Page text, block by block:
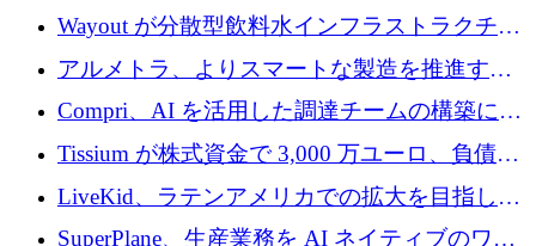
達成
Wayout が分散型飲料水インフラストラクチャ
プラットフォームを拡張するために 242 万ユ
ーロを調達
アルメトラ、よりスマートな製造を推進する
ためにシリーズ A で 1,630 万ユーロを確保
Compri、AI を活用した調達チームの構築に
320 万ユーロを確保
Tissium が株式資金で 3,000 万ユーロ、負債で
3,000 万ユーロを調達
LiveKid、ラテンアメリカでの拡大を目指して
Aldea を買収
SuperPlane、生産業務を AI ネイティブのワー